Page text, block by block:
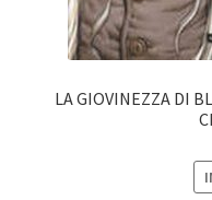
LA GIOVINEZZA DI